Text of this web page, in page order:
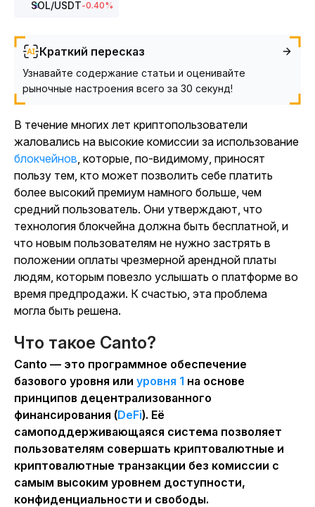
SOL/USDT-0.40%
Краткий пересказ
Узнавайте содержание статьи и оценивайте
рыночные настроения всего за 30 секунд!
В течение многих лет криптопользователи
жаловались на высокие комиссии за использование
блокчейнов, которые, по-видимому, приносят
пользу тем, кто может позволить себе платить
более высокий премиум намного больше, чем
средний пользователь. Они утверждают, что
технология блокчейна должна быть бесплатной, и
что новым пользователям не нужно застрять в
положении оплаты чрезмерной арендной платы
людям, которым повезло услышать о платформе во
время предпродажи. К счастью, эта проблема
могла быть решена.
Что такое Canto?
Canto — это программное обеспечение
базового уровня или уровня 1 на основе
принципов децентрализованного
финансирования (DeFi). Её
самоподдерживающаяся система позволяет
пользователям совершать криптовалютные и
криптовалютные транзакции без комиссии с
самым высоким уровнем доступности,
конфиденциальности и свободы.